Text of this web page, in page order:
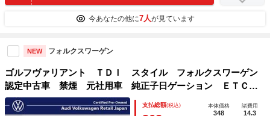
今あなたの他に7人が見ています
NEW フォルクスワーゲン
ゴルフヴァリアント ＴＤＩ スタイル フォルクスワーゲン
認定中古車 禁煙 元社用車 純正子日ゲーション ＥＴＣ
リアカメラ アダプティブクルーズコントロール 純正アルミ
ホイール
支払総額(税込) 本体価格
348
諸費用
14.3